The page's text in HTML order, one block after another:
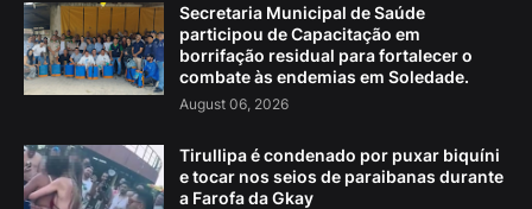
Secretaria Municipal de Saúde
participou de Capacitação em
borrifação residual para fortalecer o
combate às endemias em Soledade.
August 06, 2026
Tirullipa é condenado por puxar biquíni
e tocar nos seios de paraibanas durante
a Farofa da Gkay